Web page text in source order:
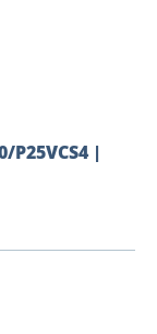
P25VCS4 |